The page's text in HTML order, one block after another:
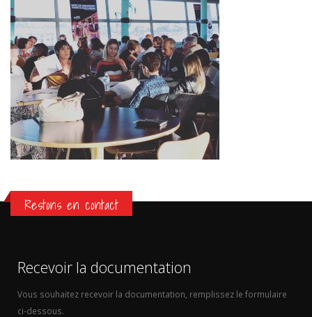
Restons en contact
Recevoir la documentation
Vous souhaitez recevoir la documentation, remplissez le formulaire
ci-dessous.